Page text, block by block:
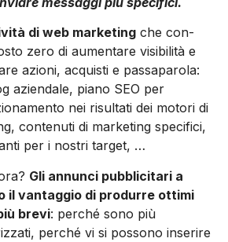
di web marketing che con­
ze­ro di aumentare visibilità e
azioni, acqui­sti e passaparola:
aziendale, piano SEO per
nei risultati dei moto­ri di
con­tenuti di marketing specifici,
per i no­stri target, …
Gli annunci pubblicitari a
il vantag­gio di produrre ottimi
brevi: perché so­no più
perché vi si possono inserire